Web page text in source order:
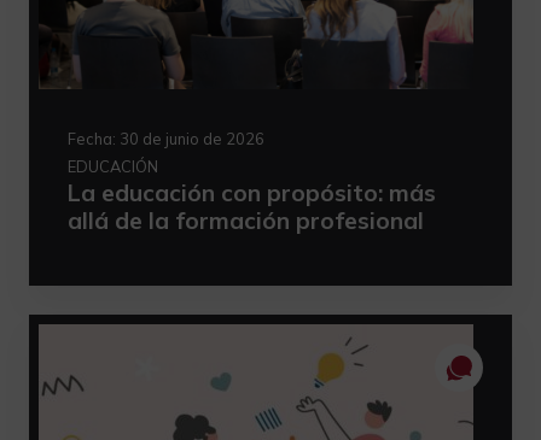
Fecha: 30 de junio de 2026
EDUCACIÓN
La educación con propósito: más
allá de la formación profesional